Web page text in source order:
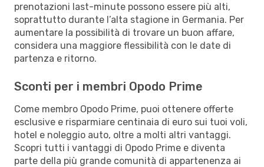
prenotazioni last-minute possono essere più alti,
soprattutto durante l’alta stagione in Germania. Per
aumentare la possibilità di trovare un buon affare,
considera una maggiore flessibilità con le date di
partenza e ritorno.
Sconti per i membri Opodo Prime
Come membro Opodo Prime, puoi ottenere offerte
esclusive e risparmiare centinaia di euro sui tuoi voli,
hotel e noleggio auto, oltre a molti altri vantaggi.
Scopri tutti i vantaggi di Opodo Prime e diventa
parte della più grande comunità di appartenenza ai